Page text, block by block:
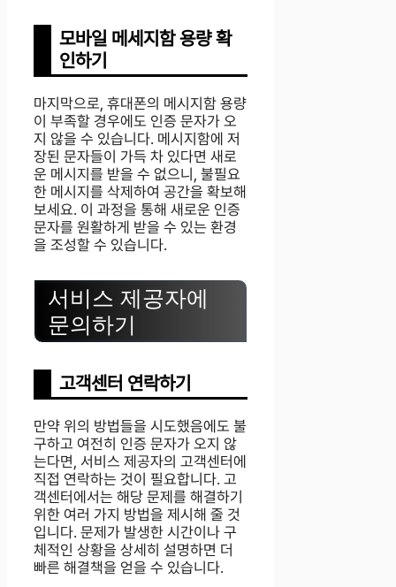
모바일 메세지함 용량 확
인하기
마지막으로, 휴대폰의 메시지함 용량
이 부족할 경우에도 인증 문자가 오
지 않을 수 있습니다. 메시지함에 저
장된 문자들이 가득 차 있다면 새로
운 메시지를 받을 수 없으니, 불필요
한 메시지를 삭제하여 공간을 확보해
보세요. 이 과정을 통해 새로운 인증
문자를 원활하게 받을 수 있는 환경
을 조성할 수 있습니다.
서비스 제공자에
문의하기
고객센터 연락하기
만약 위의 방법들을 시도했음에도 불
구하고 여전히 인증 문자가 오지 않
는다면, 서비스 제공자의 고객센터에
직접 연락하는 것이 필요합니다. 고
객센터에서는 해당 문제를 해결하기
위한 여러 가지 방법을 제시해 줄 것
입니다. 문제가 발생한 시간이나 구
체적인 상황을 상세히 설명하면 더
빠른 해결책을 얻을 수 있습니다.